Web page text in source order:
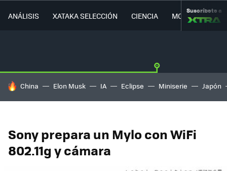
ANÁLISIS XATAKA SELECCIÓN CIENCIA MOVILIDAD
Suscríbete a
HOY SE HABLA DE
China Elon Musk IA Eclipse Miniserie Japón
Sony prepara un Mylo con WiFi
802.11g y cámara